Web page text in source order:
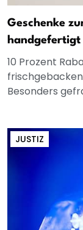
Geschenke
handgefertigt
10 Prozent
Besonders
JUSTIZ